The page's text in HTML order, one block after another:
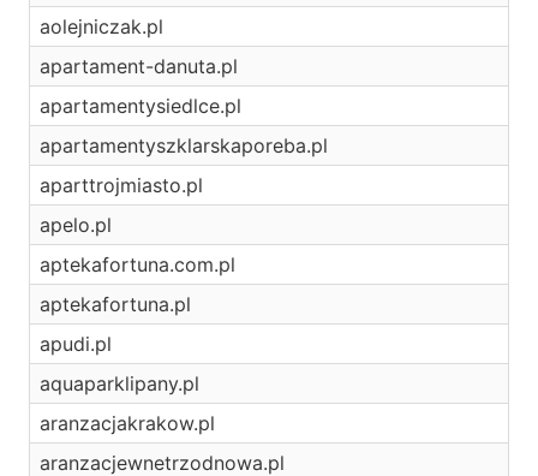
aolejniczak.pl
apartament-danuta.pl
apartamentysiedlce.pl
apartamentyszklarskaporeba.pl
aparttrojmiasto.pl
apelo.pl
aptekafortuna.com.pl
aptekafortuna.pl
apudi.pl
aquaparklipany.pl
aranzacjakrakow.pl
aranzacjewnetrzodnowa.pl